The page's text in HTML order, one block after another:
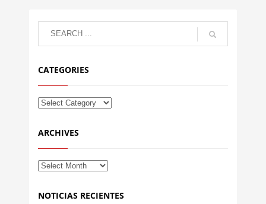
CATEGORIES
ARCHIVES
NOTICIAS RECIENTES